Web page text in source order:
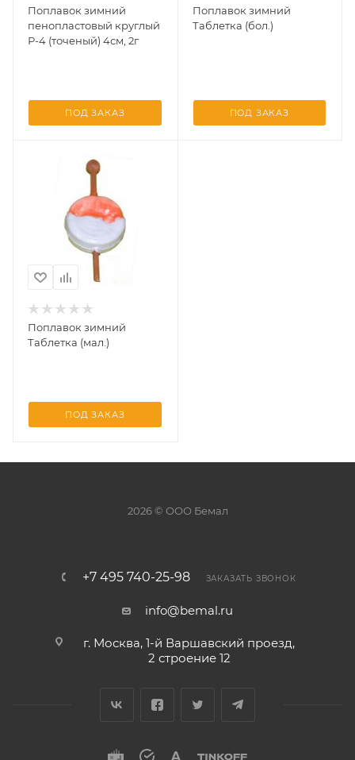
Поплавок зимний
пенопластовый круглый
Р-4 (точеный) 4см, 2г
ПОД ЗАКАЗ
Поплавок зимний
Таблетка (бол.)
ПОД ЗАКАЗ
Поплавок зимний
Таблетка (мал.)
ПОД ЗАКАЗ
2026 © ООО Бемал
+7 495 740-25-98 ЗАКАЗАТЬ ЗВОНОК
info@bemal.ru
г. Москва, 1-й Варшавский проезд,
2 строение 12